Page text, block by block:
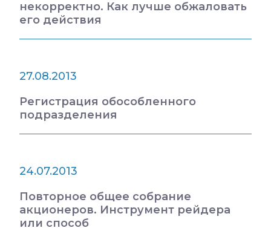
некорректно. Как лучше обжаловать
его действия
27.08.2013
Регистрация обособленного
подразделения
24.07.2013
Повторное общее собрание
акционеров. Инструмент рейдера
или способ